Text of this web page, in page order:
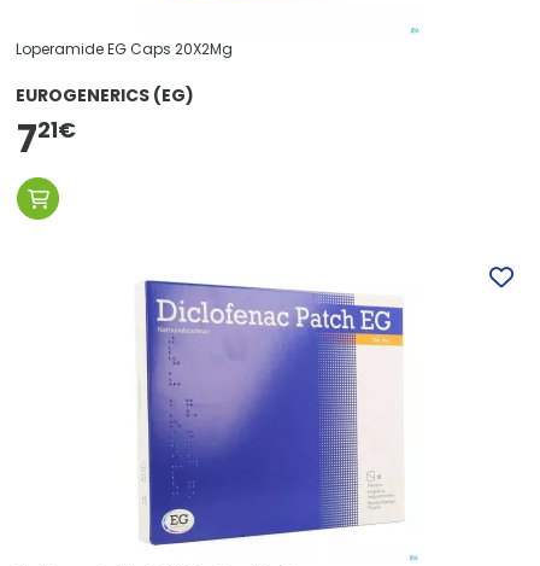
Loperamide EG Caps 20X2Mg
EUROGENERICS (EG)
721€